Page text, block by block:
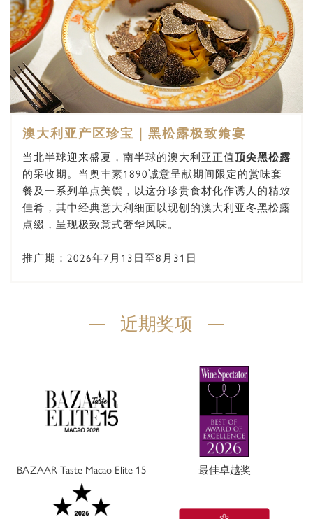
澳大利亚产区珍宝｜黑松露极致飨宴
当北半球迎来盛夏，南半球的澳大利亚正值顶尖黑松露
的采收期。当奥丰素1890诚意呈献期间限定的赏味套
餐及一系列单点美馔，以这分珍贵食材化作诱人的精致
佳肴，其中经典意大利细面以现刨的澳大利亚冬黑松露
点缀，呈现极致意式奢华风味。
推广期：2026年7月13日至8月31日
近期奖项
BAZAAR Taste Macao Elite 15 最佳卓越奖